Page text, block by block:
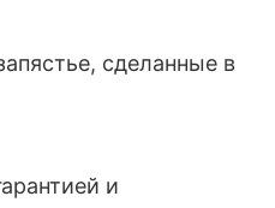
сделанные в
и